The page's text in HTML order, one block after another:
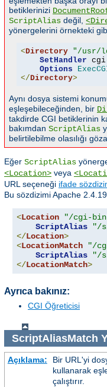
betiklerinizi
ScriptAlias değil,
yönergelerini örnekteki
<Directory "/usr/
SetHandler
Options
</Directory>
Aynı dosya sistemi
eşleşebileceğinden, bir
takdirde CGI betiklerinin
bakımdan ScriptAlias
belirtilebilme olasılığı
Eğer ScriptAlias
<Location> veya
URL seçeneği ifade
Bu sözdizimi Apache
<Location "/cgi-
ScriptAlias
"/
</Location>
<LocationMatch "/
ScriptAlias
"/
</LocationMatch>
Ayrıca bakınız:
CGI Öğreticisi
ScriptAliasMatch
Açıklama:
Bir URL'yi
kullanarak
çalıştırır.